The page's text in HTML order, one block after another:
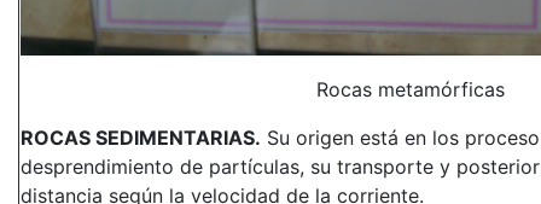
Rocas metamórficas
ROCAS SEDIMENTARIAS. Su origen está en los
desprendimiento de partículas, su transporte y
distancia según la velocidad de la corriente.